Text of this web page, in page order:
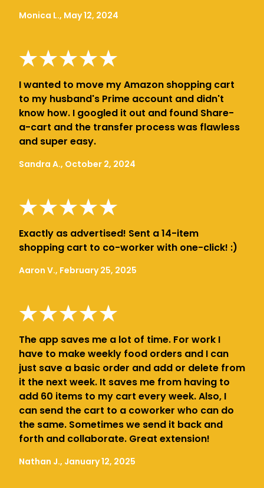
Monica L., May 12, 2024
I wanted to move my Amazon shopping cart
to my husband's Prime account and didn't
know how. I googled it out and found Share-
a-cart and the transfer process was flawless
and super easy.
Sandra A., October 2, 2024
Exactly as advertised! Sent a 14-item
shopping cart to co-worker with one-click! :)
Aaron V., February 25, 2025
The app saves me a lot of time. For work I
have to make weekly food orders and I can
just save a basic order and add or delete from
it the next week. It saves me from having to
add 60 items to my cart every week. Also, I
can send the cart to a coworker who can do
the same. Sometimes we send it back and
forth and collaborate. Great extension!
Nathan J., January 12, 2025